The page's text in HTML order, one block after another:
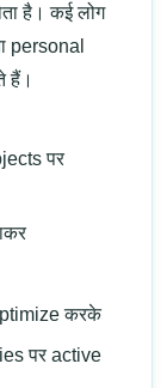
है। कई लोग
personal
हैं।
पर
करके
पर active